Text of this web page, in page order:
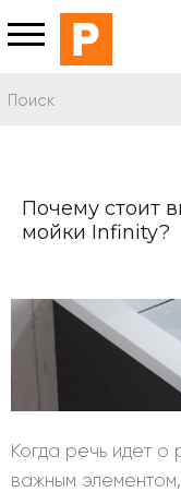
Почему стоит
мойки Infinity?
Когда речь идет о
важным